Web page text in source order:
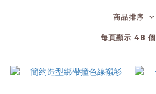
商品排序
每頁顯示 48 個